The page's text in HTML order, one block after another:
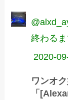
終わる
2020-
ワンオ
「